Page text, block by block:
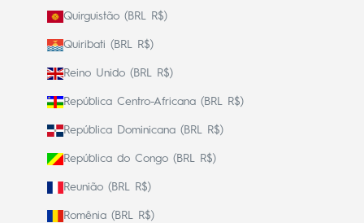
Quirguistão (BRL R$)
Quiribati (BRL R$)
Reino Unido (BRL R$)
República Centro-Africana (BRL R$)
República Dominicana (BRL R$)
República do Congo (BRL R$)
Reunião (BRL R$)
Romênia (BRL R$)